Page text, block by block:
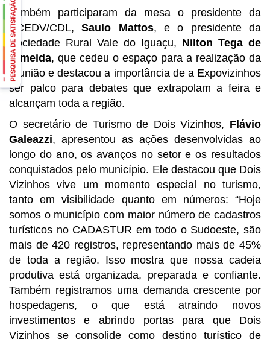
Também participaram da mesa o presidente da
ACEDV/CDL,Saulo Mattos, e o presidente da
Sociedade Rural Vale do Iguaçu, Nilton Tega de
Almeida, que cedeu o espaço para a realização da
reunião e destacou a importância de a Expovizinhos
ser palco para debates que extrapolam a feira e
alcançam toda a região.
O secretário de Turismo de Dois Vizinhos, Flávio
Galeazzi, apresentou as ações desenvolvidas ao
longo do ano, os avanços no setor e os resultados
conquistados pelo município. Ele destacou que Dois
Vizinhos vive um momento especial no turismo,
tanto em visibilidade quanto em números: “Hoje
somos o município com maior número de cadastros
turísticos no CADASTUR em todo o Sudoeste, são
mais de 420 registros, representando mais de 45%
de toda a região. Isso mostra que nossa cadeia
produtiva está organizada, preparada e confiante.
Também registramos uma demanda crescente por
hospedagens, o que está atraindo novos
investimentos e abrindo portas para que Dois
Vizinhos se consolide como destino turístico de